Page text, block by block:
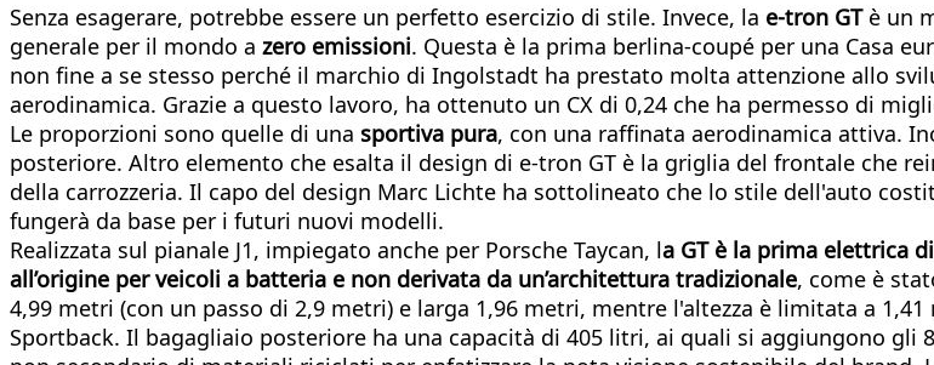
Senza esagerare, potrebbe essere un perfetto esercizio di stile. Invece, la e-tron GTè un
generale per il mondo a zero emissioni. Questa è la prima berlina-coupé per una Casa
non fine a se stesso perché il marchio di Ingolstadt ha prestato molta attenzione allo
aerodinamica. Grazie a questo lavoro, ha ottenuto un CX di 0,24 che ha permesso di
Le proporzioni sono quelle di una sportiva pura, con una raffinata aerodinamica attiva.
posteriore. Altro elemento che esalta il design di e-tron GT è la griglia del frontale che
della carrozzeria. Il capo del design Marc Lichte ha sottolineato che lo stile dell'auto
fungerà da base per i futuri nuovi modelli.
Realizzata sul pianale J1, impiegato anche per Porsche Taycan, la GT è la prima elettrica
all’origine per veicoli a batteria e non derivata da un’architettura tradizionale, come è
4,99 metri (con un passo di 2,9 metri) e larga 1,96 metri, mentre l'altezza è limitata a
Sportback. Il bagagliaio posteriore ha una capacità di 405 litri, ai quali si aggiungono gli